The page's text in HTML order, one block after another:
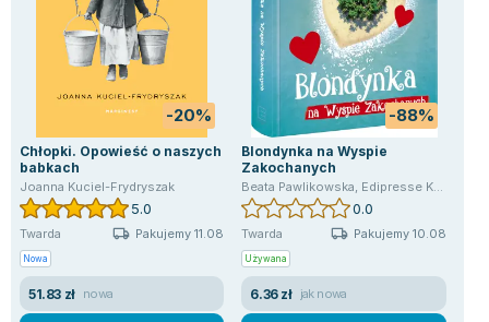
-20%
Chłopki. Opowieść o naszych
babkach
Joanna Kuciel-Frydryszak
5.0
Twarda Pakujemy 11.08
Nowa
51.83 zł nowa
-88%
Blondynka na Wyspie
Zakochanych
Beata Pawlikowska, Edipresse Książki
0.0
Twarda Pakujemy 10.08
Używana
6.36 zł jak nowa